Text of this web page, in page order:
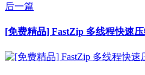
后一篇
[免费精品] FastZip 多线程快速